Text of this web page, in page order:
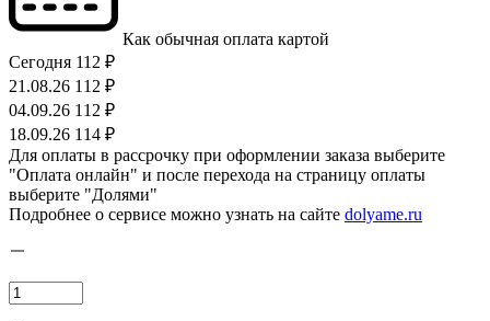
Как обычная оплата картой
Сегодня 112 ₽
21.08.26 112 ₽
04.09.26 112 ₽
18.09.26 114 ₽
Для оплаты в рассрочку при оформлении заказа выберите
"Оплата онлайн" и после перехода на страницу оплаты
выберите "Долями"
Подробнее о сервисе можно узнать на сайте dolyame.ru